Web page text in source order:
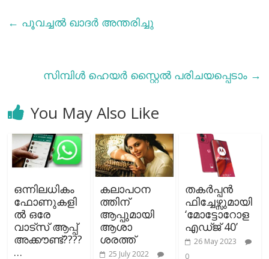
← പൂവച്ചല്‍ ഖാദര്‍ അന്തരിച്ചു
സിമ്പിൾ ഹെയർ സ്റ്റൈൽ പരിചയപ്പെടാം →
You May Also Like
ഒന്നിലധികം
ഫോണുകളി
ല്‍ ഒരേ
വാട്സ് ആപ്പ്
അക്കൗണ്ട്????
…
കലാപഠന
ത്തിന്
ആപ്പുമായി
ആശാ
ശരത്ത്
25 July 2022
തകര്‍പ്പന്‍
ഫിച്ചേഴ്സുമായി
‘മോട്ടോറോള
എഡ്ജ് 40’
26 May 2023
0